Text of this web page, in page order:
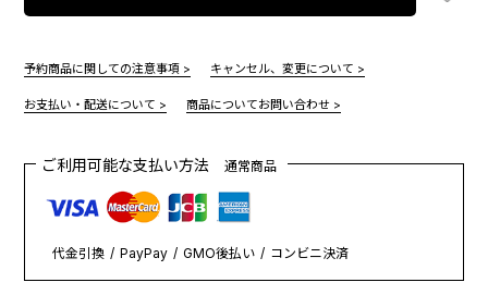
予約商品に関しての注意事項 > キャンセル、変更について >
お支払い・配送について > 商品についてお問い合わせ >
ご利用可能な支払い方法通常商品
代金引換 PayPay GMO後払い コンビニ決済